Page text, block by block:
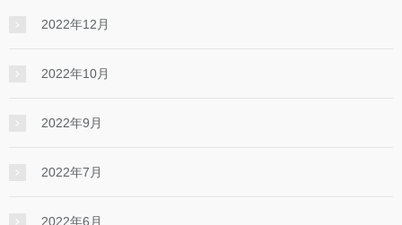
2022年12月
2022年10月
2022年9月
2022年7月
2022年6月